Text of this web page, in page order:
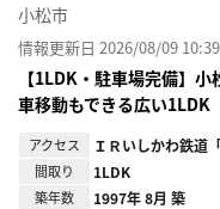
小松市
情報更新日 2026/08/09 10:39
【1LDK・駐車場完備】
車移動もできる広い
アクセス ＩＲいしかわ鉄道
間取り 1LDK
築年数 1997年 8月 築